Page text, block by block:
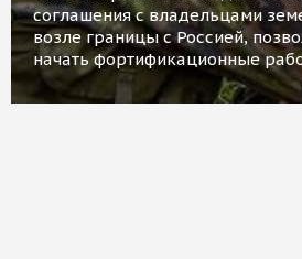
соглашения с владельцами
возле границы с Россией,
начать фортификационные